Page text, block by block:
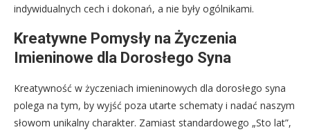
indywidualnych cech i dokonań, a nie były ogólnikami.
Kreatywne Pomysły na Życzenia
Imieninowe dla Dorosłego Syna
Kreatywność w życzeniach imieninowych dla dorosłego syna
polega na tym, by wyjść poza utarte schematy i nadać naszym
słowom unikalny charakter. Zamiast standardowego „Sto lat”,